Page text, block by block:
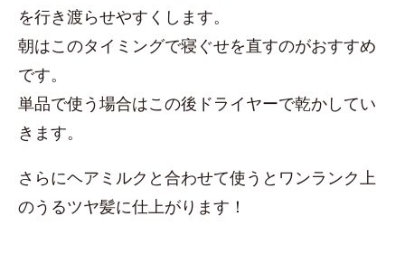
を行き渡らせやすくします。
朝はこのタイミングで寝ぐせを直すのがおすすめ
です。
単品で使う場合はこの後ドライヤーで乾かしてい
きます。
さらにヘアミルクと合わせて使うとワンランク上
のうるツヤ髪に仕上がります！